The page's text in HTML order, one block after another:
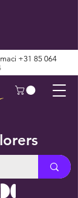
+31 85 064